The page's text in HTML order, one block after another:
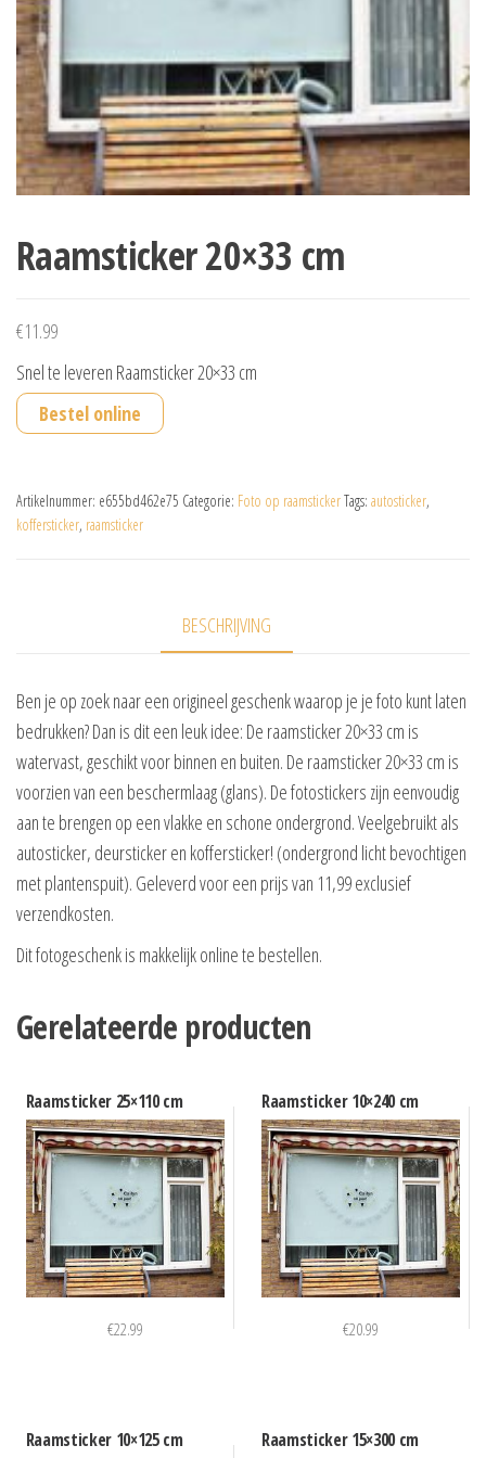
Raamsticker 20×33 cm
€11.99
Snel te leveren Raamsticker 20×33 cm
Bestel online
Artikelnummer: e655bd462e75 Categorie: Foto op raamstickerTags: autosticker,
koffersticker, raamsticker
BESCHRIJVING
Ben je op zoek naar een origineel geschenk waarop je je foto kunt laten
bedrukken? Dan is dit een leuk idee: De raamsticker 20×33 cm is
watervast, geschikt voor binnen en buiten. De raamsticker 20×33 cm is
voorzien van een beschermlaag (glans). De fotostickers zijn eenvoudig
aan te brengen op een vlakke en schone ondergrond. Veelgebruikt als
autosticker, deursticker en koffersticker! (ondergrond licht bevochtigen
met plantenspuit). Geleverd voor een prijs van 11,99 exclusief
verzendkosten.
Dit fotogeschenk is makkelijk online te bestellen.
Gerelateerde producten
Raamsticker 25×110 cm
€22.99
Raamsticker 10×240 cm
€20.99
Raamsticker 10×125 cm Raamsticker 15×300 cm